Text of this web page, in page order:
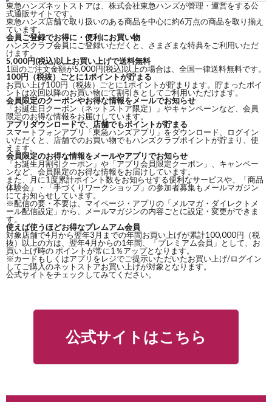
東急ハンズネットストアは、株式会社東急ハンズが管理・運営をする公
式通販サイトです。
東急ハンズ店舗で取り扱いのある商品を中心に約6万点の商品を取り揃え
ています。
会員ご登録でお得に・便利にお買い物
ハンズクラブ会員にご登録いただくと、さまざまな特典をご利用いただ
けます。
5,000円(税込)以上お買い上げで送料無料
1回のご注文金額が5,000円(税込)以上の場合は、全国一律送料無料です。
100円（税抜）ごとに1ポイントが貯まる
お買い上げ100円（税抜）ごとに1ポイントが貯まります。貯まったポイ
ントは次回以降のお買い物にて割引きとしてご利用いただけます。
会員限定のクーポンやお得な情報をメールでお知らせ
「お誕生日クーポン（ネットストア限定）」やキャンペーンなど、会員
限定のお得な情報をお届けしています。
アプリダウンロードで、店舗でもポイントが貯まる
スマートフォンアプリ「東急ハンズアプリ」をダウンロード、ログイン
いただくと、店舗でのお買い物でもハンズクラブポイントが貯まり、使
えます。
会員限定のお得な情報をメールやアプリでお知らせ
「お誕生月割引クーポン」や「アプリ会員限定クーポン」、キャンペー
ンなど、会員限定のお得な情報をお届けしています。
また、月に1度累計ポイント数をお知らせする便利なサービスや、「商品
体験会」・「手づくりワークショップ」の参加者募集もメールマガジン
にてお知らせしています。
※配信の要・不要は、マイページ・アプリの「メルマガ・ダイレクトメ
ール配信設定」から、メールマガジンの内容ごとに設定・変更ができま
す。
使えば使うほどお得なプレムアム会員
対象店舗で4月から翌年3月までの年間お買い上げが累計100,000円（税
抜）以上の方は、翌年4月からの1年間、「プレミアム会員」として、お
買い上げ時の ポイントが常に1％アップとなります。
※カードもしくはアプリをレジでご提示いただいたお買い上げ/ログイン
してご購入のネットストアお買い上げが対象となります。
公式サイトをチェックしてみてください。
公式サイトはこちら